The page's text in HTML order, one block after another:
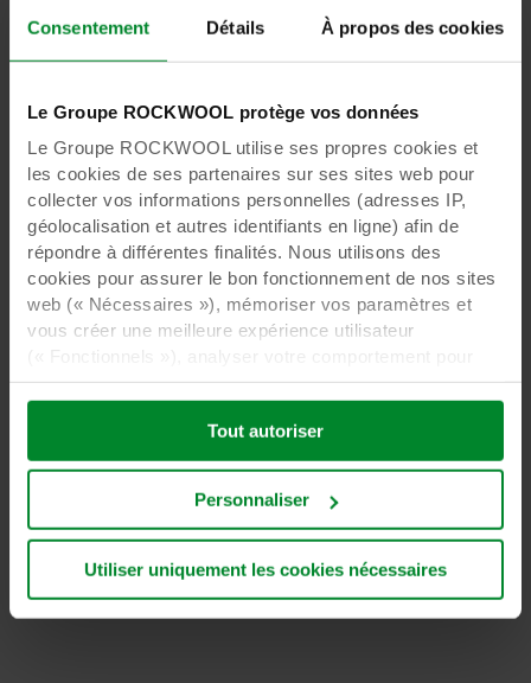
Consentement Détails À propos des cookies
Le Groupe ROCKWOOL protège vos données
Le Groupe ROCKWOOL utilise ses propres cookies et
les cookies de ses partenaires sur ses sites web pour
collecter vos informations personnelles (adresses IP,
géolocalisation et autres identifiants en ligne) afin de
répondre à différentes finalités. Nous utilisons des
cookies pour assurer le bon fonctionnement de nos sites
web (« Nécessaires »), mémoriser vos paramètres et
vous créer une meilleure expérience utilisateur
optimiser les sites web (« Statistiques ») et cibler notre
contenu et nos publicités sur les réseaux sociaux et les
sites web externes en fonction de votre comportement
sur nos sites web (« Marketing »). Les informations sur
à nos partenaires de réseaux sociaux, de publicité et
d’analyse. Nos partenaires commerciaux peuvent
combiner ces données avec d’autres informations qui
leur auraient été fournies par le passé ou qu’ils auraient
collectées par le biais de votre utilisation de leurs
Tout autoriser
Personnaliser
Utiliser uniquement les cookies nécessaires